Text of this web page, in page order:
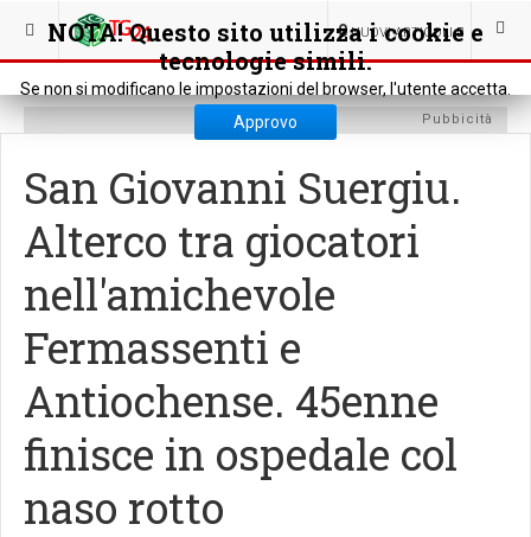
NOTA! Questo sito utilizza i cookie e
tecnologie simili.
Se non si modificano le impostazioni del browser, l'utente accetta.
Approvo
0 NUOVI ARTICOLI
SEI QUI: CRONACA CRONACA LOCALE
Pubbicità
San Giovanni Suergiu.
Alterco tra giocatori
nell'amichevole
Fermassenti e
Antiochense. 45enne
finisce in ospedale col
naso rotto